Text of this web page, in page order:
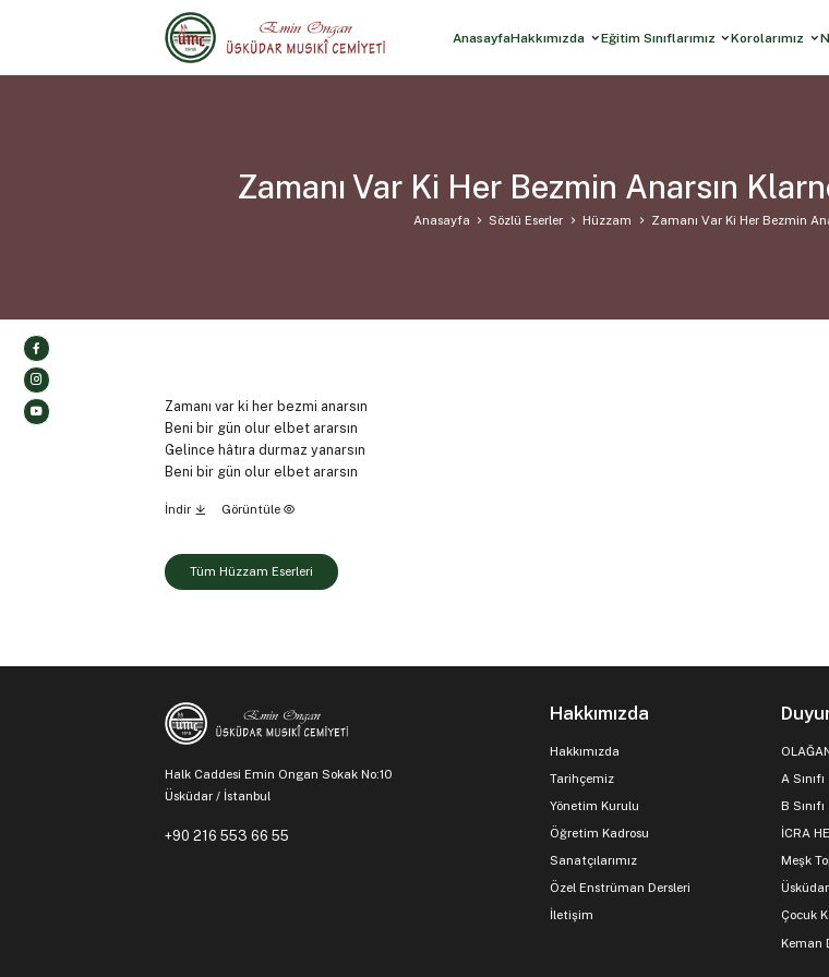
AnasayfaHakkımızda Eğitim Sınıflarımız Korolarımız
Zamanı Var Ki Her Bezmin Anarsın
Anasayfa Sözlü Eserler Hüzzam Zamanı Var Ki Her Bezmin
Zamanı var ki her bezmi anarsın
Beni bir gün olur elbet ararsın
Gelince hâtıra durmaz yanarsın
Beni bir gün olur elbet ararsın
İndir Görüntüle
Tüm Hüzzam Eserleri
Halk Caddesi Emin Ongan Sokak No:10
Üsküdar / İstanbul
+90 216 553 66 55
Hakkımızda
Hakkımızda
Tarihçemiz
Yönetim Kurulu
Öğretim Kadrosu
Sanatçılarımız
Özel Enstrüman Dersleri
İletişim
A Sınıfı
B Sınıfı
İCRA
Meşk
Çocuk
Keman